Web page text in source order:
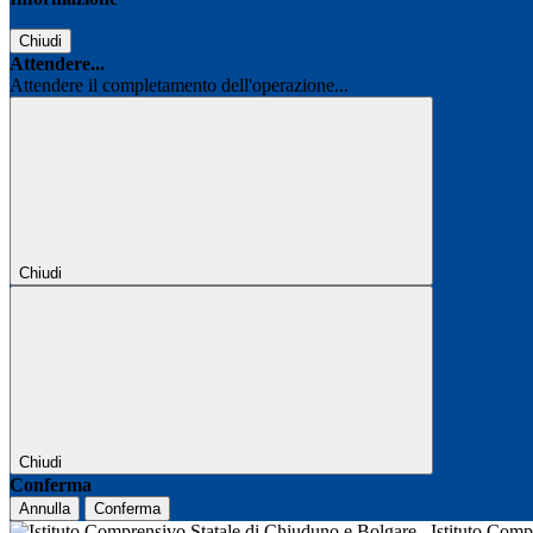
Chiudi
Attendere...
Attendere il completamento dell'operazione...
Chiudi
Chiudi
Conferma
Annulla Conferma